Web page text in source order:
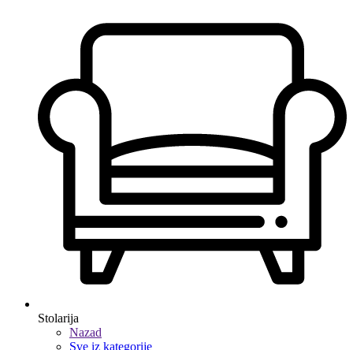
Stolarija
Nazad
Sve iz kategorije